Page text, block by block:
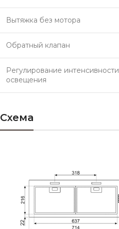
Вытяжка без мотора
Обратный клапан
Регулирование интенсивности
освещения
Схема